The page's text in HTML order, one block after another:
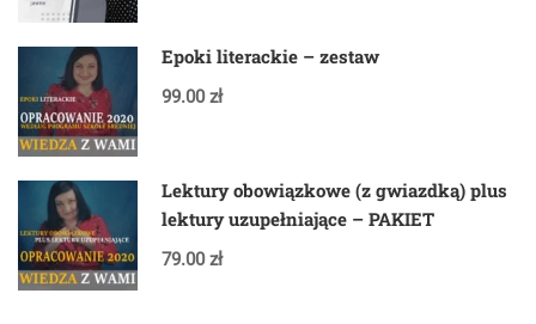
Epoki literackie – zestaw
99.00 zł
Lektury obowiązkowe (z gwiazdką) plus
lektury uzupełniające – PAKIET
79.00 zł